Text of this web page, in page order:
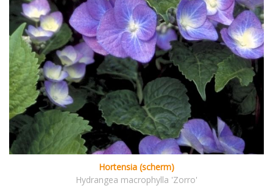
Hortensia (scherm)
Hydrangea macrophylla 'Zorro'